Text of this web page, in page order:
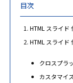
目次
HTML スライド
HTML スライド
クロスプラ
カスタマイ